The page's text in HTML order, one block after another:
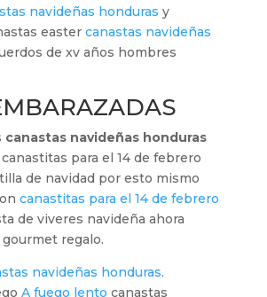
navideñas honduras y
eastercanastas navideñas
de xv años hombres
canastas navideñas honduras
canastitas para el 14 de febrero
de navidad por esto mismo
canastitas para el 14 de febrero
de viveres navideña ahora
regalo.
navideñas honduras.
A fuego lento canastas